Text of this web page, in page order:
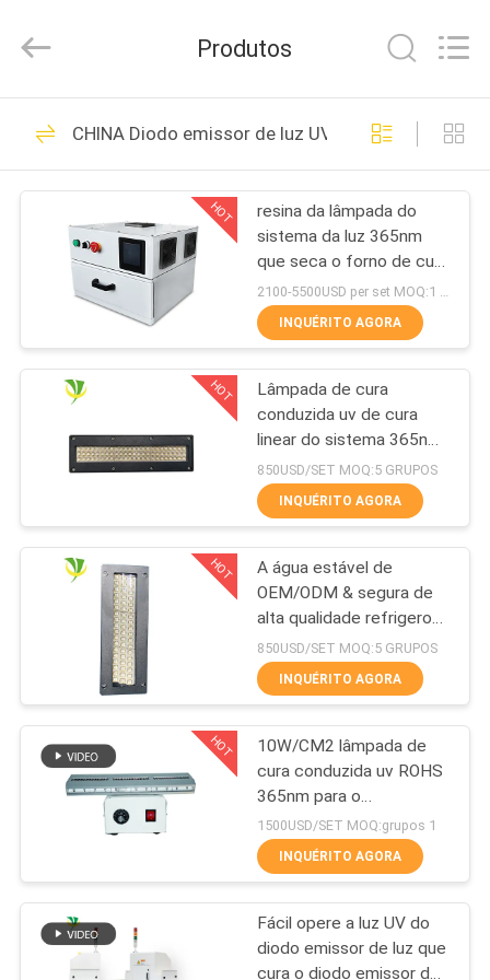
CASA
PRODUTOS
SOBRE
EXCURSÃO
FÁBRICA
DA
QUALIDADE
CONTACTE-
NOTÍCIA
CITAÇÕES
Shenzhen
Syochi
Ltd.
Reserved.
Diodo emissor de
luz UV que cura o
sistema
70
Diodo emissor de
luz UV que cura o
equipamento
79
Ponto UV do diodo
emissor de luz que
cura o sistema
Refrigerador do
banho de gelo
38
Produtos
CHINA Diodo emissor de luz UV que cura o
HOT
resina da lâmpada do
sistema da luz 365nm
que seca o forno de cura
conduzido uv da caixa
405nm
2100-5500USD per set MOQ:1 grupo
INQUÉRITO AGORA
HOT
Lâmpada de cura
conduzida uv de cura
linear do sistema 365nm
395nm 405nm de
Shenzhen 1200w
850USD/SET MOQ:5 GRUPOS
INQUÉRITO AGORA
HOT
A água estável de
OEM/ODM & segura de
alta qualidade refrigerou
o sistema de cura UV do
diodo emissor de luz
refrigerar de água para a
deslocada
850USD/SET MOQ:5 GRUPOS
INQUÉRITO AGORA
HOT
10W/CM2 lâmpada de
cura conduzida uv ROHS
365nm para o
revestimento da resina
1500USD/SET MOQ:grupos 1
INQUÉRITO AGORA
Fácil opere a luz UV do
diodo emissor de luz que
cura o diodo emissor de